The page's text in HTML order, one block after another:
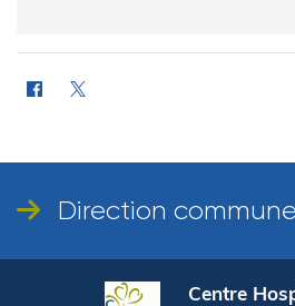
Direction
Centre